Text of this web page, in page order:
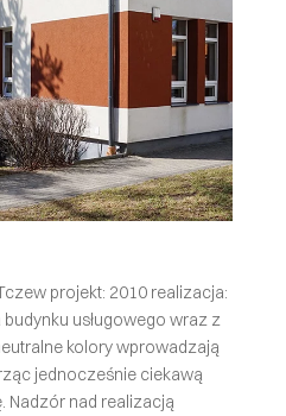
projekt: 2010 realizacja:
usługowego wraz z
kolory wprowadzają
jednocześnie ciekawą
Nadzór nad realizacją